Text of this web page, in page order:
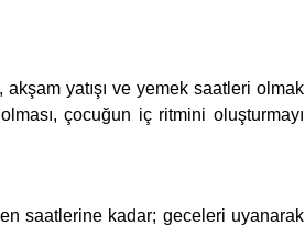
yatışı ve yemek saatleri olmak
olması, çocuğun iç ritmini oluşturmayı
saatlerine kadar; geceleri uyanarak